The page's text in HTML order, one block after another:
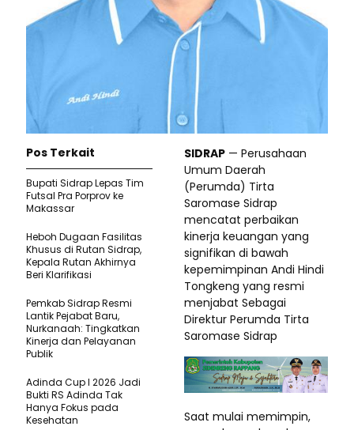
SIDRAP — Perusahaan
Umum Daerah
(Perumda) Tirta
Saromase Sidrap
mencatat perbaikan
kinerja keuangan yang
signifikan di bawah
kepemimpinan Andi Hindi
Tongkeng yang resmi
menjabat Sebagai
Direktur Perumda Tirta
Saromase Sidrap
Saat mulai memimpin,
Pos Terkait
Bupati Sidrap Lepas Tim
Futsal Pra Porprov ke
Makassar
Heboh Dugaan Fasilitas
Khusus di Rutan Sidrap,
Kepala Rutan Akhirnya
Beri Klarifikasi
Pemkab Sidrap Resmi
Lantik Pejabat Baru,
Nurkanaah: Tingkatkan
Kinerja dan Pelayanan
Publik
Adinda Cup I 2026 Jadi
Bukti RS Adinda Tak
Hanya Fokus pada
Kesehatan